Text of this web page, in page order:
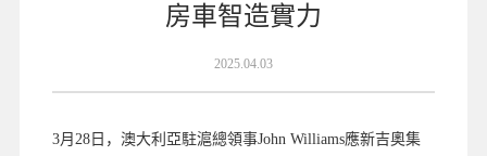
房車智造實力
2025.04.03
3月28日，澳大利亞駐滬總領事John Williams應新吉奧集